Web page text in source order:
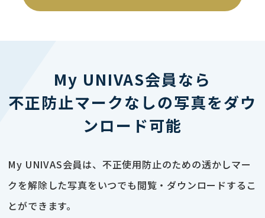
My UNIVAS会員なら
不正防止マークなしの写真をダウ
ンロード可能
My UNIVAS会員は、不正使用防止のための透かしマー
クを解除した写真をいつでも閲覧・ダウンロードするこ
とができます。